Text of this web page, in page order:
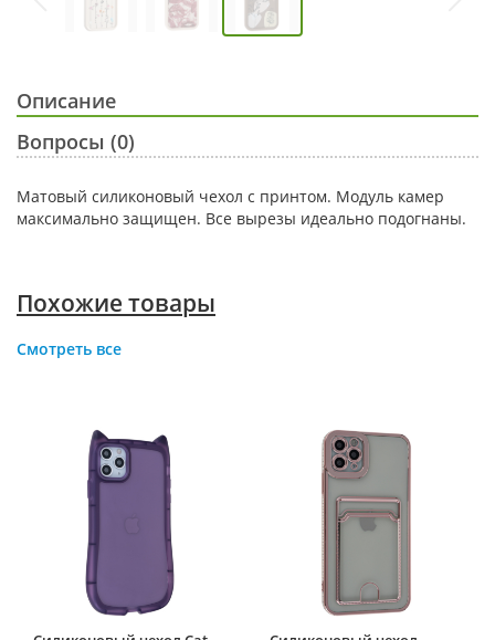
Описание
Вопросы (0)
Матовый силиконовый чехол с принтом. Модуль камер
максимально защищен. Все вырезы идеально подогнаны.
Похожие товары
Смотреть все